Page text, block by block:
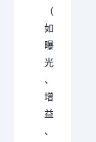
（
如
曝
光
、
增
益
、